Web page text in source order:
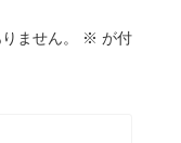
ません。 ※ が付